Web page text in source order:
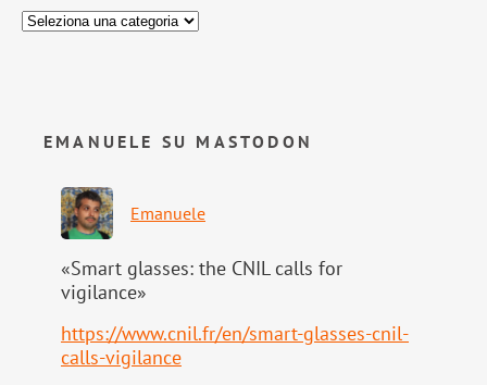
EMANUELE SU MASTODON
Emanuele
«Smart glasses: the CNIL calls for
vigilance»
https://www.cnil.fr/en/smart-glasses-cnil-
calls-vigilance